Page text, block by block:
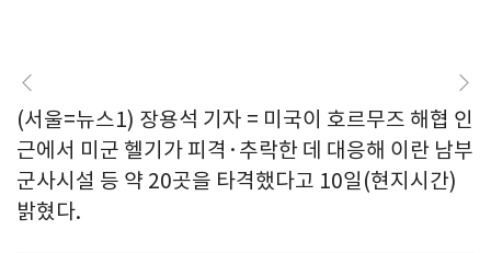
(서울=뉴스1) 장용석 기자 = 미국이 호르무즈 해협 인
근에서 미군 헬기가 피격·추락한 데 대응해 이란 남부
군사시설 등 약 20곳을 타격했다고 10일(현지시간)
밝혔다.